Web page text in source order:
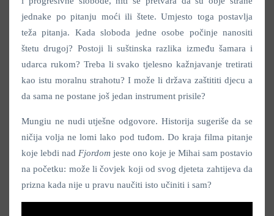
jednake po pitanju moći ili štete. Umjesto toga postavlja
teža pitanja. Kada sloboda jedne osobe počinje nanositi
štetu drugoj? Postoji li suštinska razlika između šamara i
udarca rukom? Treba li svako tjelesno kažnjavanje tretirati
kao istu moralnu strahotu? I može li država zaštititi djecu a
da sama ne postane još jedan instrument prisile?
Mungiu ne nudi utješne odgovore. Historija sugeriše da se
ničija volja ne lomi lako pod tuđom. Do kraja filma pitanje
koje lebdi nad Fjordom jeste ono koje je Mihai sam postavio
na početku: može li čovjek koji od svog djeteta zahtijeva da
prizna kada nije u pravu naučiti isto učiniti i sam?